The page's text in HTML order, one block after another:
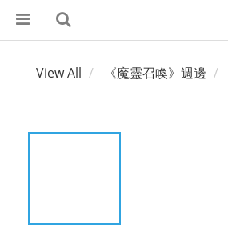
View All 《魔靈召喚》週邊